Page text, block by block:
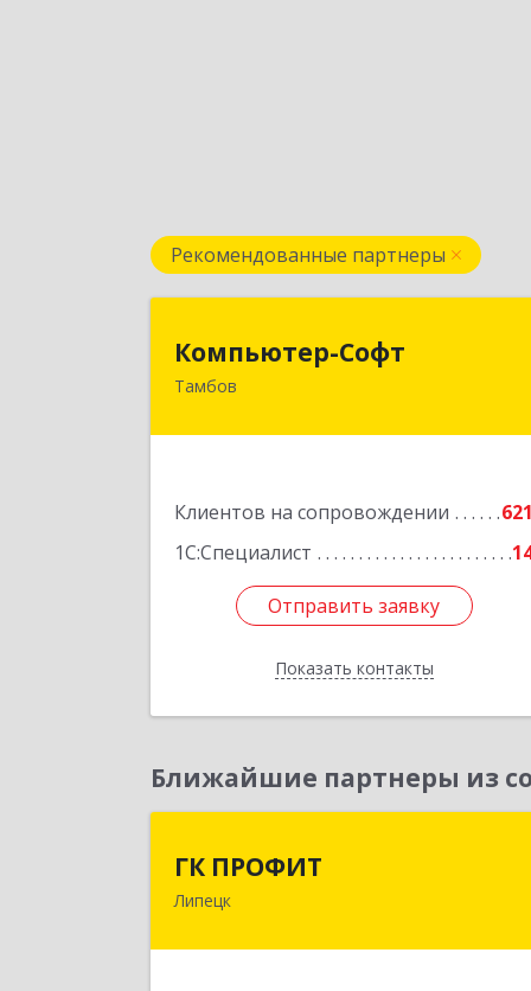
Рекомендованные партнеры
Компьютер-Софт
Тамбов
Клиентов на сопровождении
621
1С:Специалист
Отправить заявку
Показать контакты
Компьютер-Софт
392000, Тамбовская обл, Тамбов г,
Отправить заявку
Назад
Ближайшие партнеры из
ГК ПРОФИТ
Липецк398001, Липецкая обл, Липецк г,